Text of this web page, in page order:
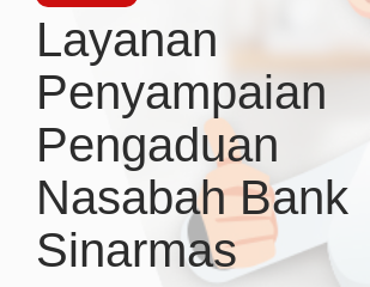
Layanan
Penyampaian
Pengaduan
Nasabah Bank
Sinarmas